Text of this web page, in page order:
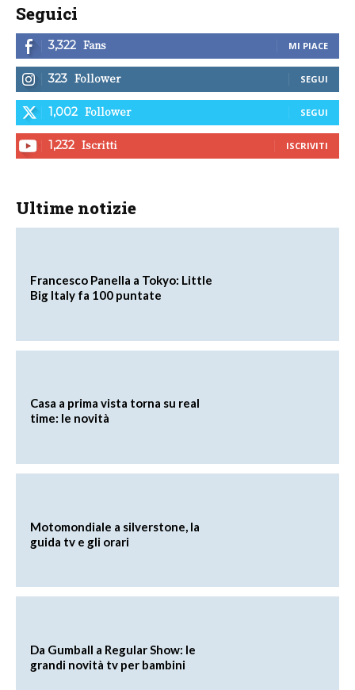
Seguici
3,322 Fans MI PIACE
323 Follower SEGUI
1,002 Follower SEGUI
1,232 Iscritti ISCRIVITI
Ultime notizie
Francesco Panella a Tokyo: Little
Big Italy fa 100 puntate
Casa a prima vista torna su real
time: le novità
Motomondiale a silverstone, la
guida tv e gli orari
Da Gumball a Regular Show: le
grandi novità tv per bambini